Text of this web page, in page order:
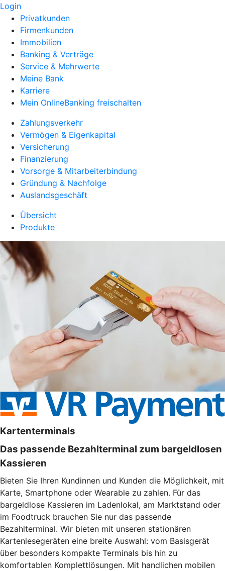
Login
Privatkunden
Firmenkunden
Immobilien
Banking & Verträge
Service & Mehrwerte
Meine Bank
Karriere
Mein OnlineBanking freischalten
Zahlungsverkehr
Vermögen & Eigenkapital
Versicherung
Finanzierung
Vorsorge & Mitarbeiterbindung
Gründung & Nachfolge
Auslandsgeschäft
Übersicht
Produkte
Kartenterminals
Das passende Bezahlterminal zum bargeldlosen
Kassieren
Bieten Sie Ihren Kundinnen und Kunden die Möglichkeit, mit
Karte, Smartphone oder Wearable zu zahlen. Für das
bargeldlose Kassieren im Ladenlokal, am Marktstand oder
im Foodtruck brauchen Sie nur das passende
Bezahlterminal. Wir bieten mit unseren stationären
Kartenlesegeräten eine breite Auswahl: vom Basisgerät
über besonders kompakte Terminals bis hin zu
komfortablen Komplettlösungen. Mit handlichen mobilen